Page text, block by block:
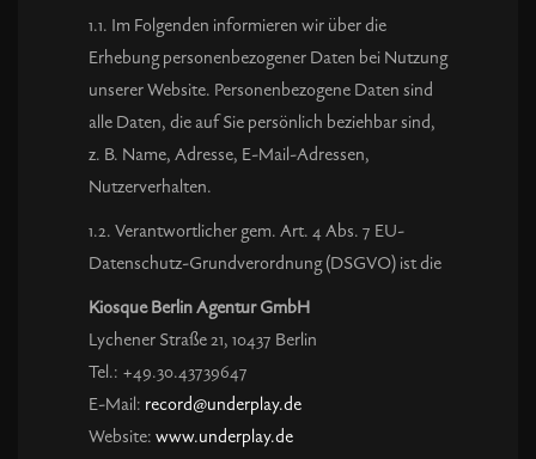
1.1. Im Folgenden informieren wir über die
Erhebung personenbezogener Daten bei Nutzung
unserer Website. Personenbezogene Daten sind
alle Daten, die auf Sie persönlich beziehbar sind,
z. B. Name, Adresse, E-Mail-Adressen,
Nutzerverhalten.
1.2. Verantwortlicher gem. Art. 4 Abs. 7 EU-
Datenschutz-Grundverordnung (DSGVO) ist die
Kiosque Berlin Agentur GmbH
Lychener Straße 21, 10437 Berlin
Tel.: +49.30.43739647
E-Mail: record@underplay.de
Website:www.underplay.de